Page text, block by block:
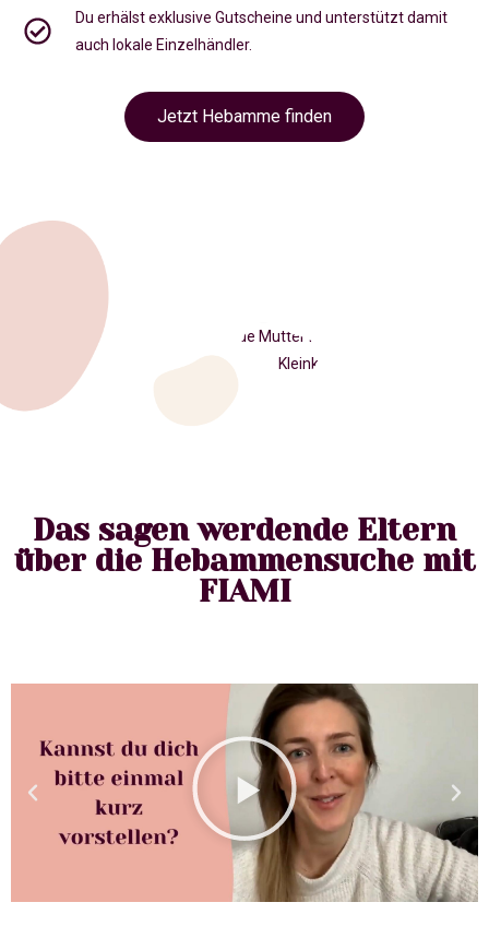
Du erhälst exklusive Gutscheine und unterstützt damit
auch lokale Einzelhändler.
Jetzt Hebamme finden
Das sagen werdende Eltern
über die Hebammensuche mit
FIAMI